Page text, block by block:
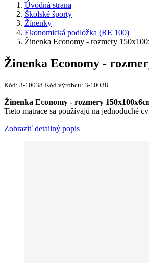
Úvodná strana
Školské športy
Žínenky
Ekonomická podložka (RE 100)
Žinenka Economy - rozmery
Žinenka Economy -
Kód: 3-10038 Kód výrobcu: 3-10038
Žinenka Economy - rozmery
Tieto matrace sa používajú na jednoduché
Zobraziť detailný popis